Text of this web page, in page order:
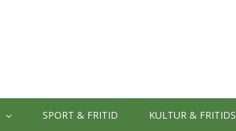
SPORT & FRITID KULTUR &